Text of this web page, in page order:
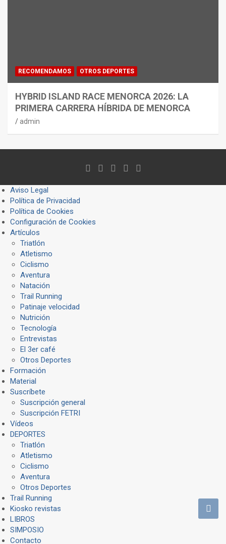
RECOMENDAMOS OTROS DEPORTES
HYBRID ISLAND RACE MENORCA 2026: LA
PRIMERA CARRERA HÍBRIDA DE MENORCA
admin
Aviso Legal
Política de Privacidad
Política de Cookies
Configuración de Cookies
Artículos
Triatlón
Atletismo
Ciclismo
Aventura
Natación
Trail Running
Patinaje velocidad
Nutrición
Tecnología
Entrevistas
El 3er café
Otros Deportes
Formación
Material
Suscríbete
Suscripción general
Suscripción FETRI
Vídeos
DEPORTES
Triatlón
Atletismo
Ciclismo
Aventura
Otros Deportes
Trail Running
Kiosko revistas
LIBROS
SIMPOSIO
Contacto